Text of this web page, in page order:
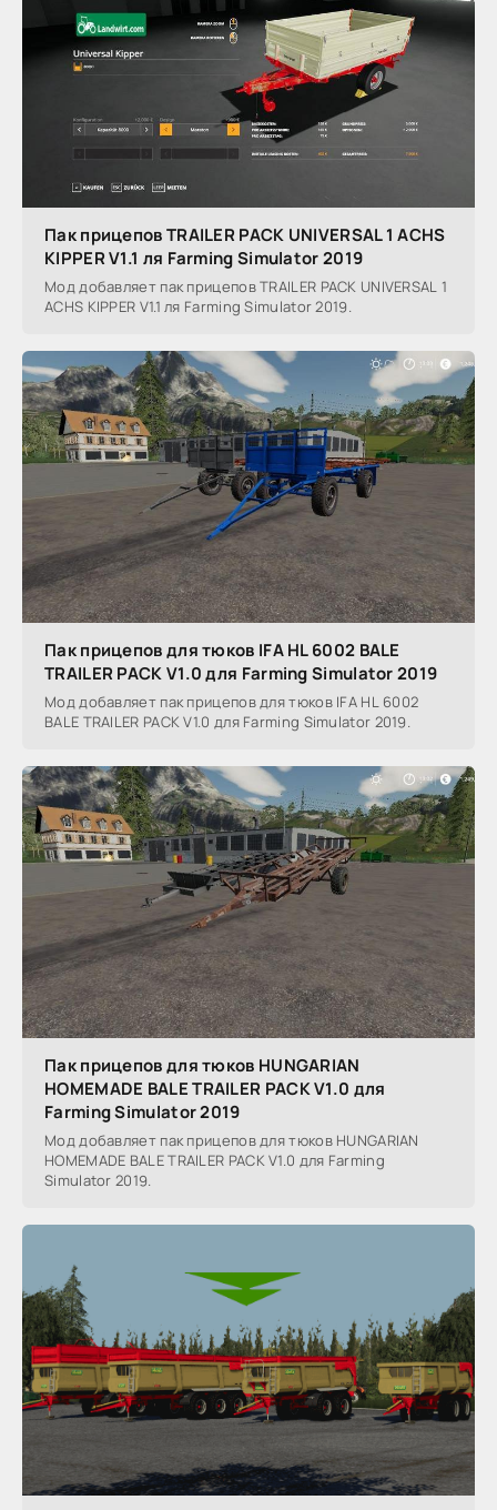
Пак прицепов TRAILER PACK UNIVERSAL 1 ACHS
KIPPER V1.1 ля Farming Simulator 2019
Мод добавляет пак прицепов TRAILER PACK UNIVERSAL 1
ACHS KIPPER V1.1 ля Farming Simulator 2019.
Пак прицепов для тюков IFA HL 6002 BALE
TRAILER PACK V1.0 для Farming Simulator 2019
Мод добавляет пак прицепов для тюков IFA HL 6002
BALE TRAILER PACK V1.0 для Farming Simulator 2019.
Пак прицепов для тюков HUNGARIAN
HOMEMADE BALE TRAILER PACK V1.0 для
Farming Simulator 2019
Мод добавляет пак прицепов для тюков HUNGARIAN
HOMEMADE BALE TRAILER PACK V1.0 для Farming
Simulator 2019.